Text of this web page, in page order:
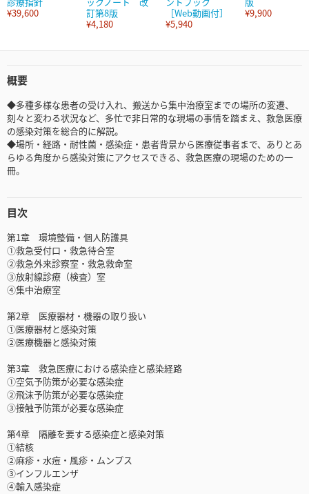
¥39,600
訂第8版
¥4,180
［Web動画付］
¥5,940
¥9,900
概要
◆多種多様な患者の受け入れ、搬送から集中治療室までの場所の変遷、
刻々と変わる状況など、多忙で非日常的な現場の事情を踏まえ、救急医療
の感染対策を総合的に解説。
◆場所・経路・耐性菌・感染症・患者背景から医療従事者まで、ありとあ
らゆる角度から感染対策にアクセスできる、救急医療の現場のための一
冊。
目次
第1章 環境整備・個人防護具
①救急受付口・救急待合室
②救急外来診察室・救急救命室
③放射線診療（検査）室
④集中治療室
第2章 医療器材・機器の取り扱い
①医療器材と感染対策
②医療機器と感染対策
第3章 救急医療における感染症と感染経路
①空気予防策が必要な感染症
②飛沫予防策が必要な感染症
③接触予防策が必要な感染症
第4章 隔離を要する感染症と感染対策
①結核
②麻疹・水痘・風疹・ムンプス
③インフルエンザ
④輸入感染症